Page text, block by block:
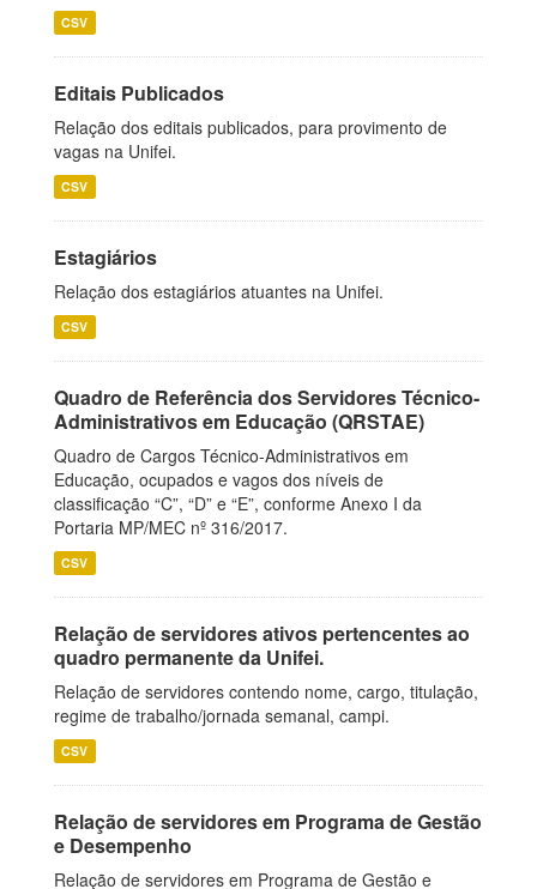
CSV
Editais Publicados
Relação dos editais publicados, para provimento de
vagas na Unifei.
CSV
Estagiários
Relação dos estagiários atuantes na Unifei.
CSV
Quadro de Referência dos Servidores Técnico-
Administrativos em Educação (QRSTAE)
Quadro de Cargos Técnico-Administrativos em
Educação, ocupados e vagos dos níveis de
classificação “C”, “D” e “E”, conforme Anexo I da
Portaria MP/MEC nº 316/2017.
CSV
Relação de servidores ativos pertencentes ao
quadro permanente da Unifei.
Relação de servidores contendo nome, cargo, titulação,
regime de trabalho/jornada semanal, campi.
CSV
Relação de servidores em Programa de Gestão
e Desempenho
Relação de servidores em Programa de Gestão e